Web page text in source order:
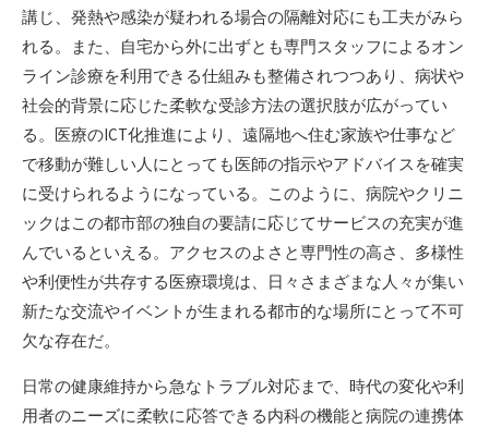
講じ、発熱や感染が疑われる場合の隔離対応にも工夫がみら
れる。また、自宅から外に出ずとも専門スタッフによるオン
ライン診療を利用できる仕組みも整備されつつあり、病状や
社会的背景に応じた柔軟な受診方法の選択肢が広がってい
る。医療のICT化推進により、遠隔地へ住む家族や仕事など
で移動が難しい人にとっても医師の指示やアドバイスを確実
に受けられるようになっている。このように、病院やクリニ
ックはこの都市部の独自の要請に応じてサービスの充実が進
んでいるといえる。アクセスのよさと専門性の高さ、多様性
や利便性が共存する医療環境は、日々さまざまな人々が集い
新たな交流やイベントが生まれる都市的な場所にとって不可
欠な存在だ。
日常の健康維持から急なトラブル対応まで、時代の変化や利
用者のニーズに柔軟に応答できる内科の機能と病院の連携体